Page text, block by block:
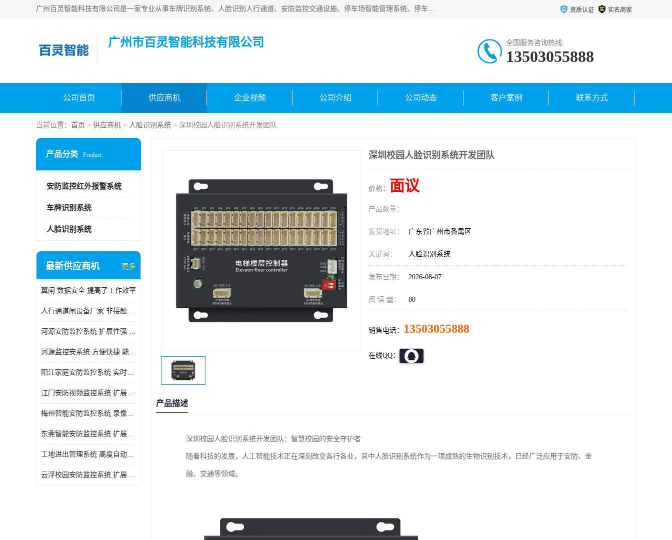
广州百灵智能科技有限公司是一家专业从事车牌识别系统、人脸识别人行通道、安防监控交通设施、停车场智能管理系统、停车场云平台、车牌识别一体机、自动道闸、通道设备、交通设施及交通划线等产品研发、生产和销售的高新技术企业。 资质认证 实名商家
广州市百灵智能科技有限公司 全国服务咨询热线:
13503055888
公司首页 供应商机 企业视频 公司介绍 公司动态 客户案例 联系方式
当前位置： 首页 > 供应商机 > 人脸识别系统 > 深圳校园人脸识别系统开发团队
产品分类 Product
安防监控红外报警系统
车牌识别系统
人脸识别系统
最新供应商机 更多
翼闸 数据安全 提高了工作效率
人行通道闸设备厂家 非接触性 对用户的隐私更加尊重
河源安防监控系统 扩展性强 能够长时间稳定运行
河源监控安系统 方便快捷 能够长时间稳定运行
阳江家庭安防监控系统 实时监控 可以随时回放录像
江门安防视频监控系统 扩展性强 能够长时间稳定运行
梅州智能安防监控系统 录像存储 多通道监控
东莞智能安防监控系统 扩展性强 可以随时回放录像
工地进出管理系统 高度自动化 提高了工作效率
云浮校园安防监控系统 扩展性强 提高监控范围和效率
深圳校园人脸识别系统开发团队
价格： 面议
产品数量：
发货地址： 广东省广州市番禺区
关键词： 人脸识别系统
发布日期： 2026-08-07
阅 读 量： 80
销售电话： 13503055888
在线QQ：
产品描述
深圳校园人脸识别系统开发团队：智慧校园的安全守护者
随着科技的发展，人工智能技术正在深刻改变各行各业，其中人脸识别系统作为一项成熟的生物识别技术，已经广泛应用于安防、金
融、交通等领域。